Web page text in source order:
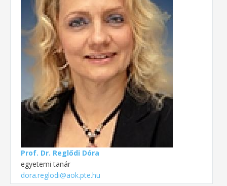
Prof. Dr. Reglődi Dóra
egyetemi tanár
dora.reglodi@aok.pte.hu